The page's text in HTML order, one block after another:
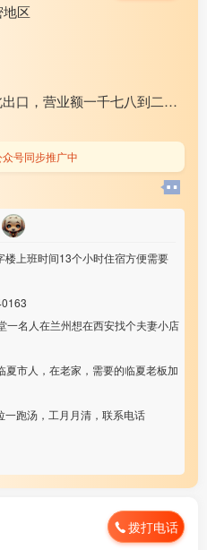
区
口，营业额一千七八到二
租，因家中有事现对外转
号同步推广中
上班时间13个小时住宿方便需要
一名人在兰州想在西安找个夫妻小店
夏市人，在老家，需要的临夏老板加
一跑汤，工月月清，联系电话
拨打电话